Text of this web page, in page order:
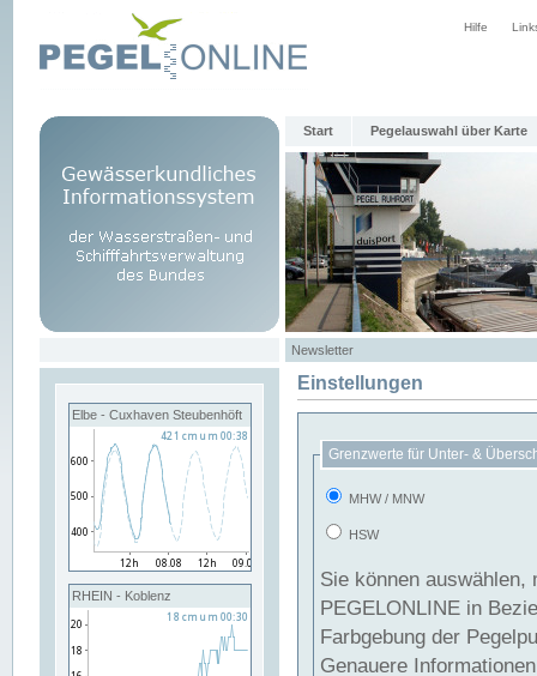
Hilfe
Start Pegelauswahl über Karte
Newsletter
Elbe - Cuxhaven Steubenhöft
RHEIN - Koblenz
Einstellungen
Grenzwerte für Unter- &
MHW / MNW
HSW
Sie können
PEGELONLINE in Beziehung
Farbgebung der
Genauere